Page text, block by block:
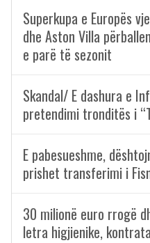
Superkupa e Europës
dhe Aston Villa
e parë të sezonit
Skandal/ E dashura e
pretendimi tronditës i
E pabesueshme,
prishet transferimi i
30 milionë euro rrogë
letra higjienike,